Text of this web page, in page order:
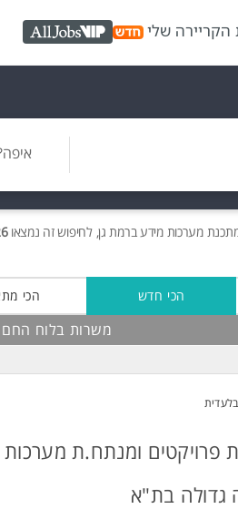
שלי AllJobs VIP
מערכות מידע ברמת גן, לחיפוש זה נמצאו26
הכי חדש הכי
משרות בלוח החם
פרויקטים ומנתח.ת מערכות
גדולה בת"א